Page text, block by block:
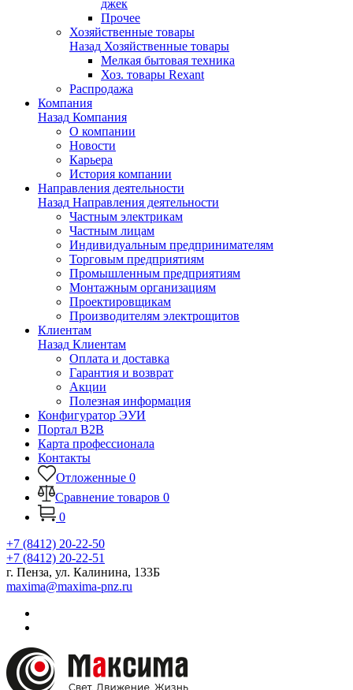
джек
Прочее
Хозяйственные товары
Назад Хозяйственные товары
Мелкая бытовая техника
Хоз. товары Rexant
Распродажа
Компания
Назад Компания
О компании
Новости
Карьера
История компании
Направления деятельности
Назад Направления деятельности
Частным электрикам
Частным лицам
Индивидуальным предпринимателям
Торговым предприятиям
Промышленным предприятиям
Монтажным организациям
Проектировщикам
Производителям электрощитов
Клиентам
Назад Клиентам
Оплата и доставка
Гарантия и возврат
Акции
Полезная информация
Конфигуратор ЭУИ
Портал B2B
Карта профессионала
Контакты
Отложенные 0
Сравнение товаров 0
0
+7 (8412) 20-22-50
+7 (8412) 20-22-51
г. Пенза, ул. Калинина, 133Б
maxima@maxima-pnz.ru